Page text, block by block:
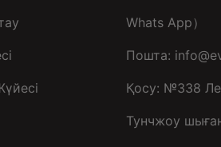
Whats App）
Пошта:
Қосу: №338
Тунчжоу